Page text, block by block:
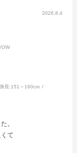
2026.8.4
OW
身長:151～160cm
。
て